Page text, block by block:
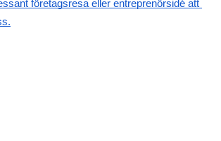
företagsresa eller entreprenörsidé att